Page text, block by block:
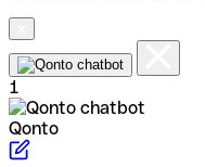
1
Qonto